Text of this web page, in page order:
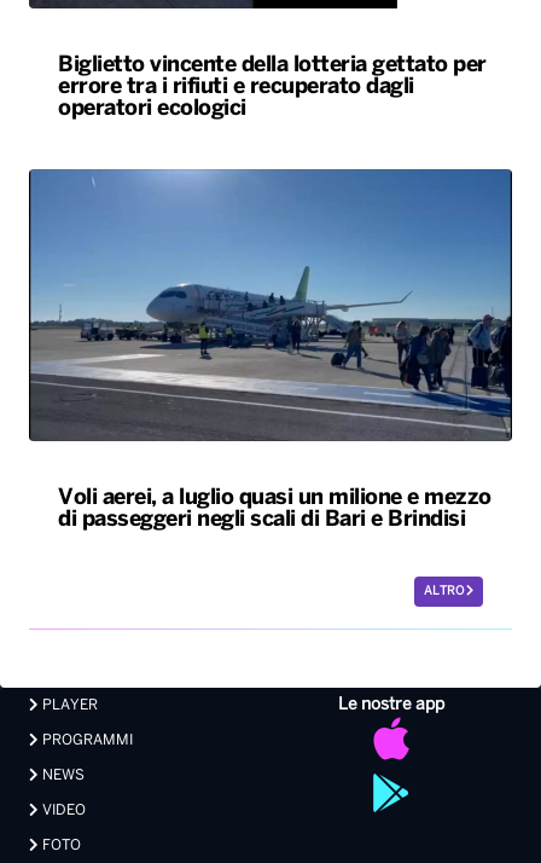
Biglietto vincente della lotteria gettato per
errore tra i rifiuti e recuperato dagli
operatori ecologici
Voli aerei, a luglio quasi un milione e mezzo
di passeggeri negli scali di Bari e Brindisi
ALTRO
Le nostre app
PLAYER
PROGRAMMI
NEWS
VIDEO
FOTO